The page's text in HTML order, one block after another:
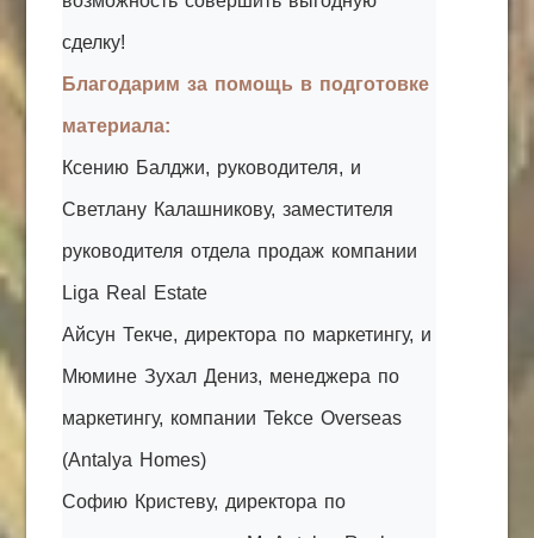
сделку!
Благодарим за помощь в подготовке
материала:
Ксению Балджи, руководителя, и
Светлану Калашникову, заместителя
руководителя отдела продаж компании
Liga Real Estate
Айсун Текче, директора по маркетингу, и
Мюмине Зухал Дениз, менеджера по
маркетингу, компании Tekce Overseas
(Antalya Homes)
Софию Кристеву, директора по